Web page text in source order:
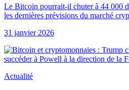
Le Bitcoin pourrait-il chuter à 44 000
les dernières prévisions du marché
31 janvier 2026
Actualité